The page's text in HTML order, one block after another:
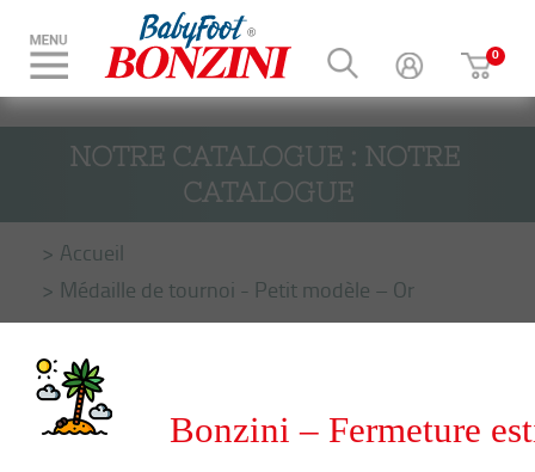
NOTRE CATALOGUE : NOTRE
CATALOGUE
Accueil
Médaille de tournoi - Petit modèle – Or
Bonzini – Fermeture